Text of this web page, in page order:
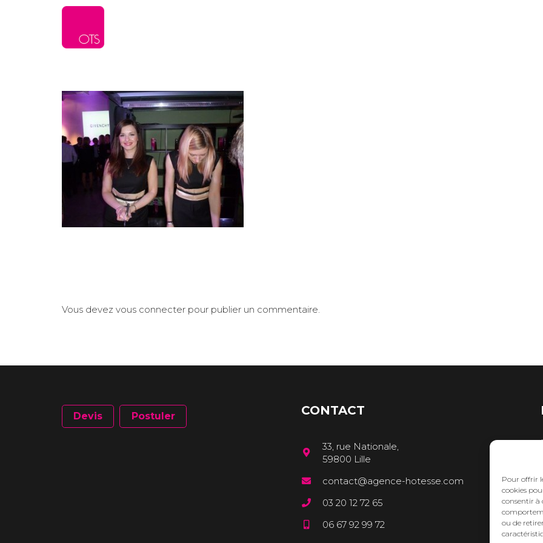
Pour offrir
cookies
consentir à
ou de
Vous devez vous connecter pour publier un commentaire.
Devis Postuler CONTACT
33, rue Nationale,
59800 Lille
contact@agence-hotesse.com
03 20 12 72 65
06 67 92 99 72